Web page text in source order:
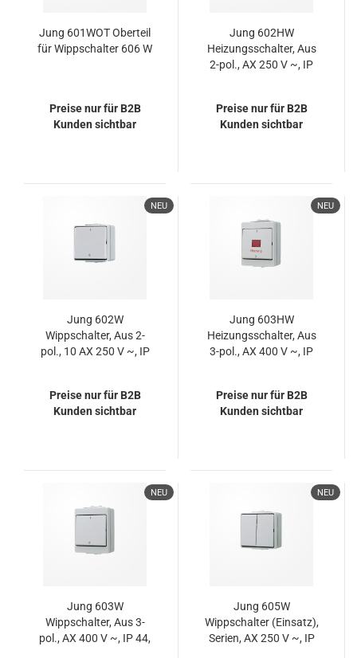
Jung 601WOT Oberteil
für Wippschalter 606 W
Preise nur für B2B
Kunden sichtbar
Jung 602HW
Heizungsschalter, Aus
2-pol., AX 250 V ~, IP
Preise nur für B2B
Kunden sichtbar
NEU
Jung 602W
Wippschalter, Aus 2-
pol., 10 AX 250 V ~, IP
Preise nur für B2B
Kunden sichtbar
NEU
Jung 603HW
Heizungsschalter, Aus
3-pol., AX 400 V ~, IP
Preise nur für B2B
Kunden sichtbar
NEU
Jung 603W
Wippschalter, Aus 3-
pol., AX 400 V ~, IP 44,
NEU
Jung 605W
Wippschalter (Einsatz),
Serien, AX 250 V ~, IP